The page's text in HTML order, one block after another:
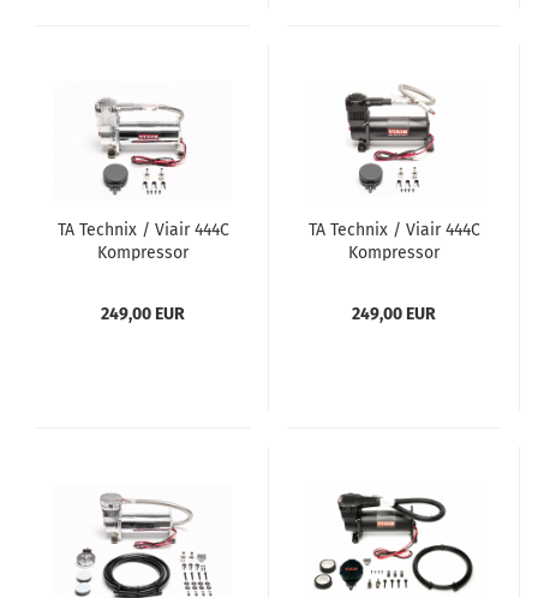
TA Tech­nix / Viair 444C
Kom­pres­sor
249,00 EUR
TA Tech­nix / Viair 444C
Kom­pres­sor
249,00 EUR